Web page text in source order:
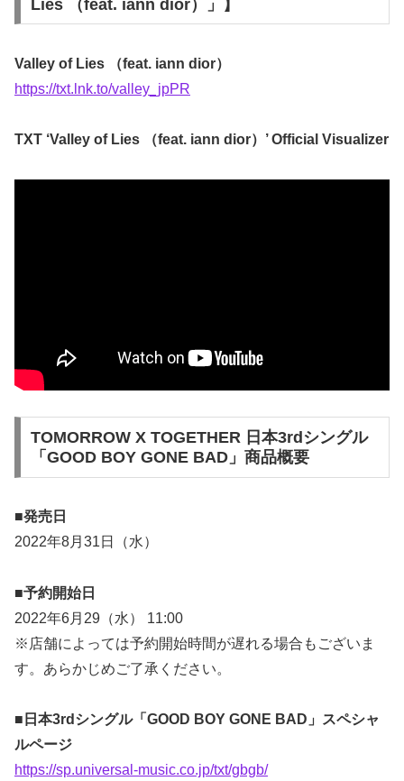
Lies （feat. iann dior）」】
Valley of Lies （feat. iann dior）
https://txt.lnk.to/valley_jpPR
TXT ‘Valley of Lies （feat. iann dior）’ Official Visualizer
TOMORROW X TOGETHER 日本3rdシングル
「GOOD BOY GONE BAD」商品概要
■発売日
2022年8月31日（水）
■予約開始日
2022年6月29（水） 11:00
※店舗によっては予約開始時間が遅れる場合もございま
す。あらかじめご了承ください。
■日本3rdシングル「GOOD BOY GONE BAD」スペシャ
ルページ
https://sp.universal-music.co.jp/txt/gbgb/